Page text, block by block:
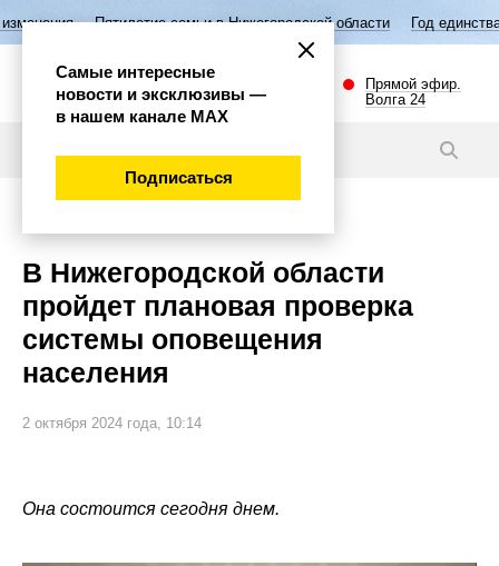
семьи в Нижегородской области Год единства народов
Прямой эфир.
Волга 24
В Нижегородской области
пройдет плановая проверка
системы оповещения
населения
2 октября 2024 года, 10:14
Она состоится сегодня днем.
Самые интересные
новости и эксклюзивы —
в нашем канале МАХ
Подписаться